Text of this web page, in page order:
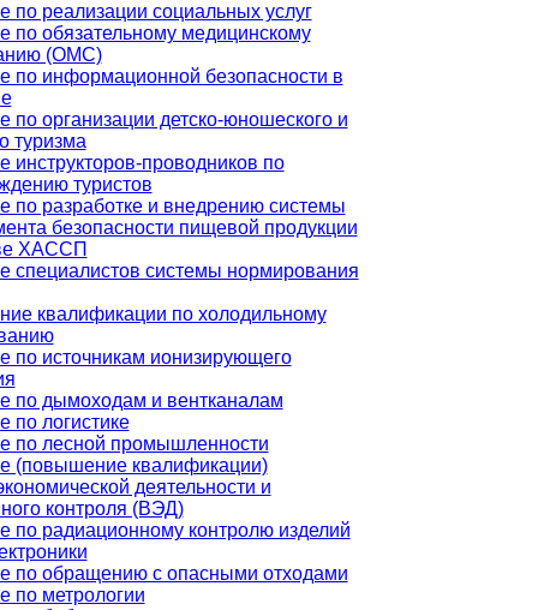
по реализации социальных услуг
по обязательному медицинскому
(ОМС)
по информационной безопасности в
по организации детско-юношеского и
туризма
инструкторов-проводников по
туристов
по разработке и внедрению системы
безопасности пищевой продукции
ХАССП
специалистов системы нормирования
квалификации по холодильному
по источникам ионизирующего
по дымоходам и вентканалам
по логистике
по лесной промышленности
(повышение квалификации)
деятельности и
контроля (ВЭД)
по радиационному контролю изделий
по обращению с опасными отходами
по метрологии